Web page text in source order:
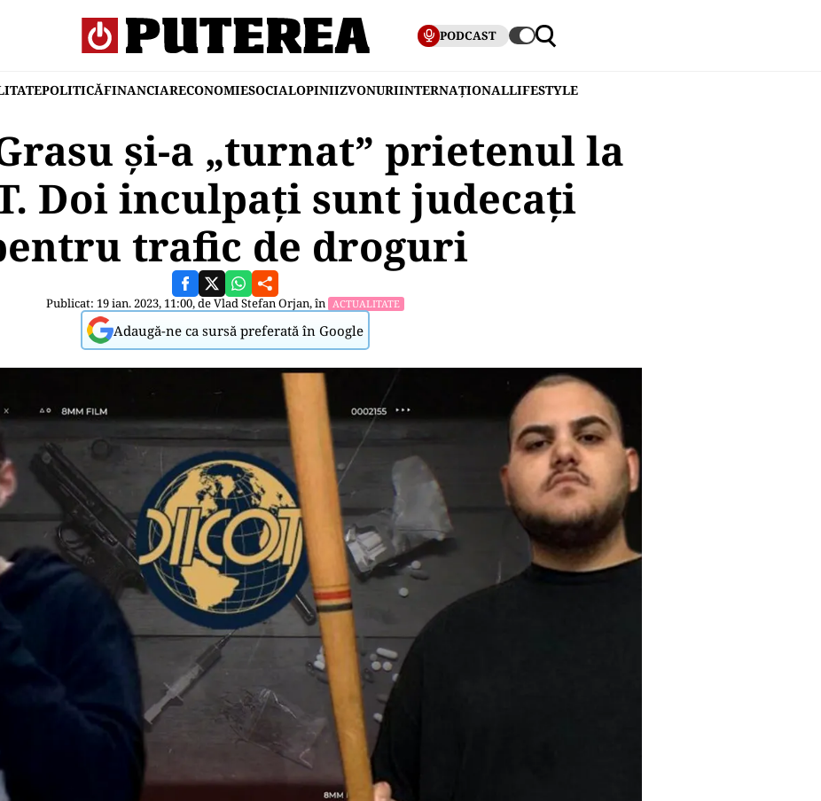
PODCAST
POLITICĂFINANCIARECONOMIESOCIALOPINIIZVONURIINTERNAȚIONALLIFESTYLE
și-a „turnat” prietenul la
Doi inculpați sunt judecați
trafic de droguri
Publicat: 19 ian. 2023, 11:00, deVlad Stefan Orjan, în ACTUALITATE
Adaugă-ne ca sursă preferată în Google